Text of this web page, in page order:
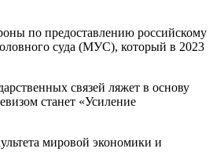
по предоставлению российскому
суда (МУС), который в 2023
связей ляжет в основу
станет «Усиление
мировой экономики и